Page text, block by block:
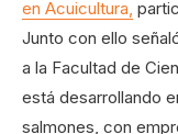
en Acuicultura,
Junto con ello
a la Facultad de
está desarrollando
salmones, con